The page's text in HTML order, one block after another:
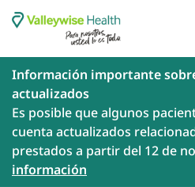
Información importante
actualizados
Es posible que algunos
cuenta actualizados
prestados a partir del 12 de
información